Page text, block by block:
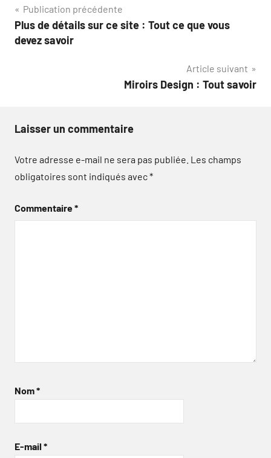
Navigation
de
Publication précédente
Plus de détails sur ce site : Tout ce que vous
devez savoir
Article suivant
Miroirs Design : Tout savoir
Laisser un commentaire
Votre adresse e-mail ne sera pas publiée. Les champs
obligatoires sont indiqués avec*
Commentaire*
Nom*
E-mail *